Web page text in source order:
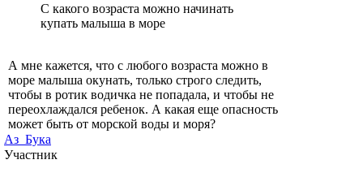
С какого возраста можно начинать
купать малыша в море
А мне кажется, что с любого возраста можно в
море малыша окунать, только строго следить,
чтобы в ротик водичка не попадала, и чтобы не
переохлаждался ребенок. А какая еще опасность
может быть от морской воды и моря?
Аз_Бука
Участник